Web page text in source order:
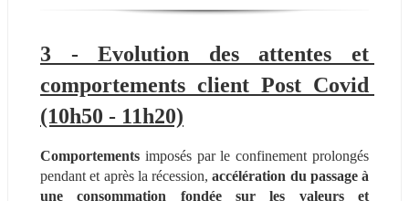
3 - Evolution des attentes et
comportements client Post Covid
(10h50 - 11h20)
Comportements imposés par le confinement prolongés
pendant et après la récession, accélération du passage à
une consommation fondée sur les valeurs et